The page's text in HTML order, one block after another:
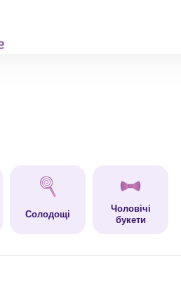
Солодощі
Чоловічі
букети